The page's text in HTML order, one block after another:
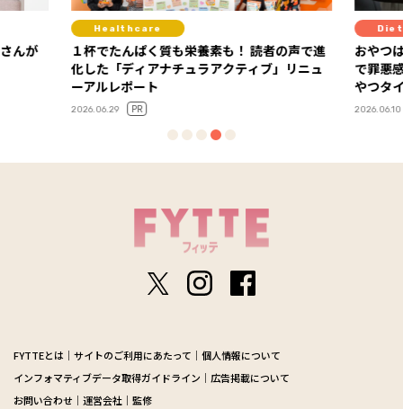
で進
Diet
おやつはもうガマンしない！ 「ラカントS」
で罪悪感ゼロの甘～い糖質オフスイーツでお
やつタイム
2026.06.10 PR
Diet
今年の
ルスケ
2026.06.01
FYTTEとは サイトのご利用にあたって
個人情報について
インフォマティブデータ取得ガイドライン
広告掲載について
お問い合わせ
運営会社 監修